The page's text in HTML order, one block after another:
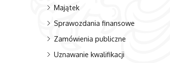
Majątek
Sprawozdania finansowe
Zamówienia publiczne
Uznawanie kwalifikacji